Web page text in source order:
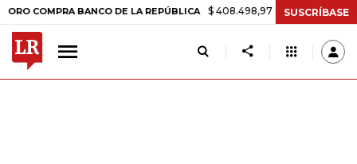
BANCO DE LA REPÚBLICA $ 408.498,97 +$ 8.753,81 +2,19%
SUSCRÍBASE